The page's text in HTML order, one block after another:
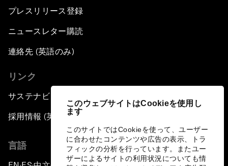
このウェブサイトはCookieを使用し
ます
このサイトではCookieを使って、ユーザー
に合わせたコンテンツや広告の表示、トラ
フィックの分析を行っています。またユー
ザーによるサイトの利用状況についても情
プレスリリース登録
ニュースレター購読
連絡先 (英語のみ)
リンク
サステナビリティへの取り組み
採用情報 (英語のみ)
言語